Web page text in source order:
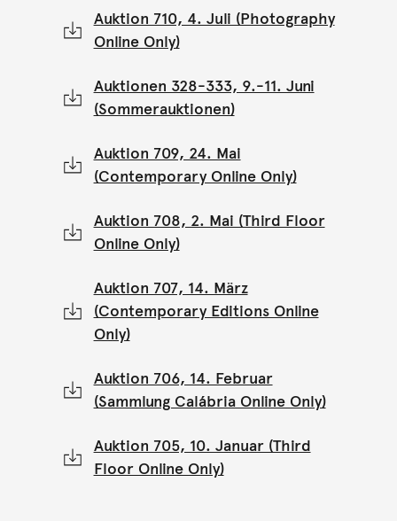
Auktion 710, 4. Juli (Photography
Online Only)
Auktionen 328-333, 9.-11. Juni
(Sommerauktionen)
Auktion 709, 24. Mai
(Contemporary Online Only)
Auktion 708, 2. Mai (Third Floor
Online Only)
Auktion 707, 14. März
(Contemporary Editions Online
Only)
Auktion 706, 14. Februar
(Sammlung Calábria Online Only)
Auktion 705, 10. Januar (Third
Floor Online Only)